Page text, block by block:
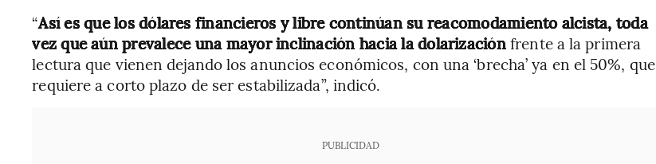
“Así es que los dólares financieros y libre continúan su reacomodamiento alcista, toda
vez que aún prevalece una mayor inclinación hacia la dolarizaciónfrente a la primera
lectura que vienen dejando los anuncios económicos, con una ‘brecha’ ya en el 50%, que
requiere a corto plazo de ser estabilizada”, indicó.
PUBLICIDAD